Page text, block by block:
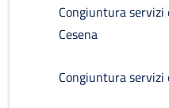
Congiuntura
Cesena
Congiuntura